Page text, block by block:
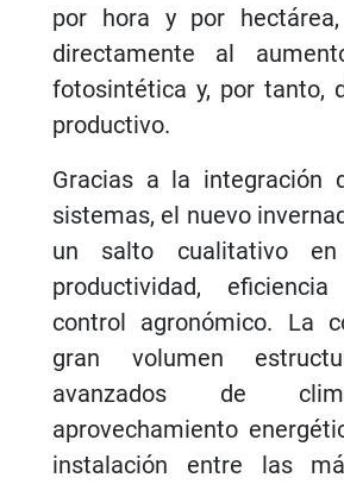
por hora y por hectárea,
directamente al
fotosintética y, por tanto,
productivo.
Gracias a la integración
sistemas, el nuevo
un salto cualitativo
productividad,
control agronómico. La
gran volumen
avanzados de
aprovechamiento
instalación entre las